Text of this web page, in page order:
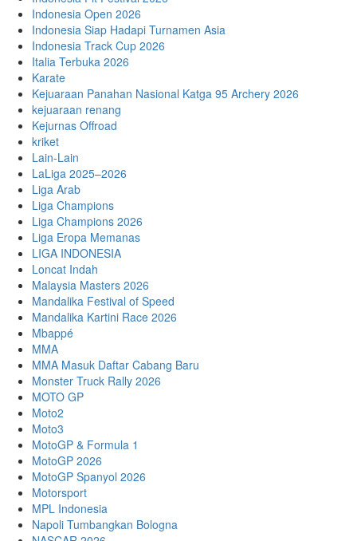
Indonesia Open 2026
Indonesia Siap Hadapi Turnamen Asia
Indonesia Track Cup 2026
Italia Terbuka 2026
Karate
Kejuaraan Panahan Nasional Katga 95 Archery 2026
kejuaraan renang
Kejurnas Offroad
kriket
Lain-Lain
LaLiga 2025–2026
Liga Arab
Liga Champions
Liga Champions 2026
Liga Eropa Memanas
LIGA INDONESIA
Loncat Indah
Malaysia Masters 2026
Mandalika Festival of Speed
Mandalika Kartini Race 2026
Mbappé
MMA
MMA Masuk Daftar Cabang Baru
Monster Truck Rally 2026
MOTO GP
Moto2
Moto3
MotoGP & Formula 1
MotoGP 2026
MotoGP Spanyol 2026
Motorsport
MPL Indonesia
Napoli Tumbangkan Bologna